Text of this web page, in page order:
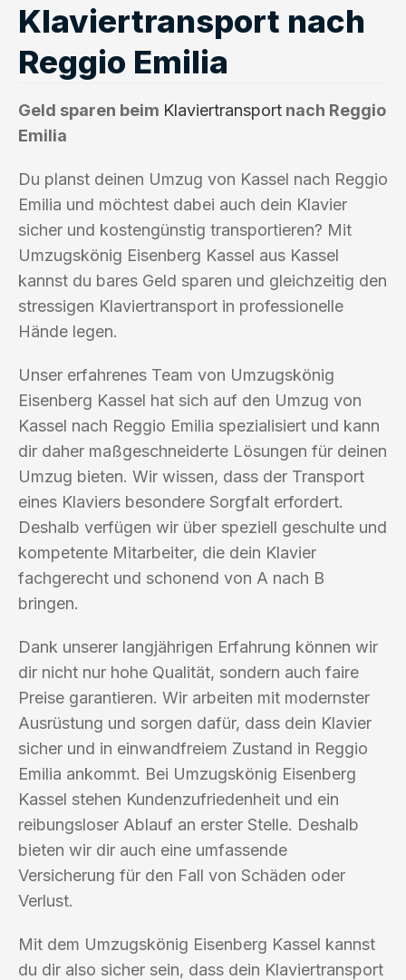
Klaviertransport nach
Reggio Emilia
Geld sparen beim Klaviertransport nach Reggio
Emilia
Du planst deinen Umzug von Kassel nach Reggio
Emilia und möchtest dabei auch dein Klavier
sicher und kostengünstig transportieren? Mit
Umzugskönig Eisenberg Kassel aus Kassel
kannst du bares Geld sparen und gleichzeitig den
stressigen Klaviertransport in professionelle
Hände legen.
Unser erfahrenes Team von Umzugskönig
Eisenberg Kassel hat sich auf den Umzug von
Kassel nach Reggio Emilia spezialisiert und kann
dir daher maßgeschneiderte Lösungen für deinen
Umzug bieten. Wir wissen, dass der Transport
eines Klaviers besondere Sorgfalt erfordert.
Deshalb verfügen wir über speziell geschulte und
kompetente Mitarbeiter, die dein Klavier
fachgerecht und schonend von A nach B
bringen.
Dank unserer langjährigen Erfahrung können wir
dir nicht nur hohe Qualität, sondern auch faire
Preise garantieren. Wir arbeiten mit modernster
Ausrüstung und sorgen dafür, dass dein Klavier
sicher und in einwandfreiem Zustand in Reggio
Emilia ankommt. Bei Umzugskönig Eisenberg
Kassel stehen Kundenzufriedenheit und ein
reibungsloser Ablauf an erster Stelle. Deshalb
bieten wir dir auch eine umfassende
Versicherung für den Fall von Schäden oder
Verlust.
Mit dem Umzugskönig Eisenberg Kassel kannst
du dir also sicher sein, dass dein Klaviertransport